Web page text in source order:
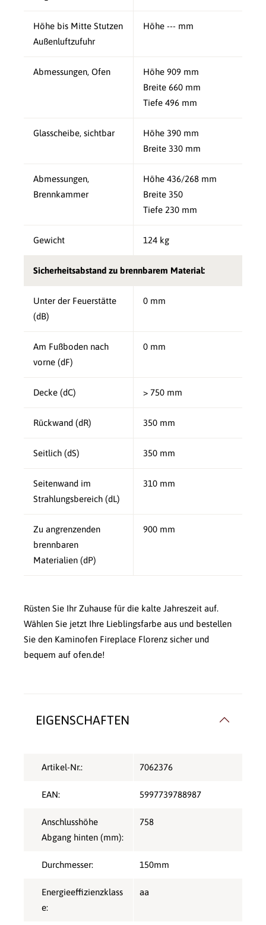
Höhe bis Mitte Stutzen
Außenluftzufuhr
Höhe --- mm
Abmessungen, Ofen
Höhe 909 mm
Breite 660 mm
Tiefe 496 mm
Glasscheibe, sichtbar
Höhe 390 mm
Breite 330 mm
Abmessungen,
Brennkammer
Höhe 436/268 mm
Breite 350
Tiefe 230 mm
Gewicht 124 kg
Sicherheitsabstand zu brennbarem Material:
Unter der Feuerstätte
(dB)
0 mm
Am Fußboden nach
vorne (dF)
0 mm
Decke (dC) > 750 mm
Rückwand (dR) 350 mm
Seitlich (dS) 350 mm
Seitenwand im
Strahlungsbereich (dL)
310 mm
Zu angrenzenden
brennbaren
Materialien (dP)
900 mm
Rüsten Sie Ihr Zuhause für die kalte Jahreszeit auf.
Wählen Sie jetzt Ihre Lieblingsfarbe aus und bestellen
Sie den Kaminofen Fireplace Florenz sicher und
bequem auf ofen.de!
EIGENSCHAFTEN
Artikel-Nr.: 7062376
EAN: 5997739788987
Anschlusshöhe
Abgang hinten (mm):
758
Durchmesser: 150mm
Energieeffizienzklass
e:
aa